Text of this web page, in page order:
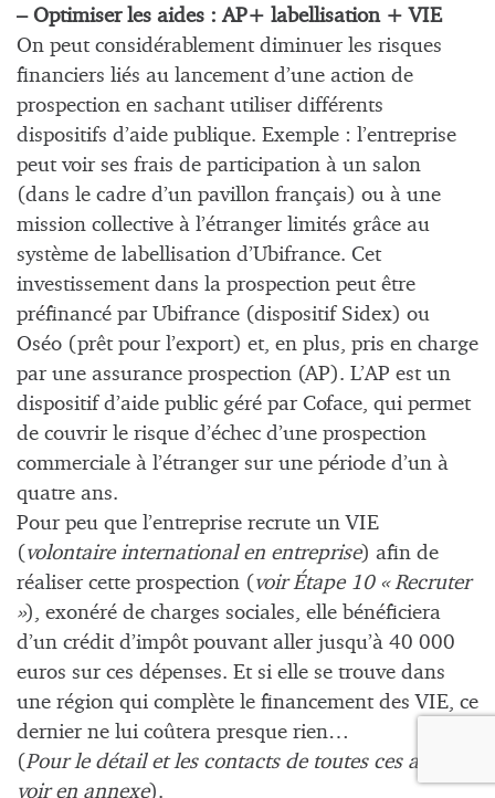
– Optimiser les aides : AP+ labellisation + VIE
On peut considérablement diminuer les risques
financiers liés au lancement d’une action de
prospection en sachant utiliser différents
dispositifs d’aide publique. Exemple : l’entreprise
peut voir ses frais de participation à un salon
(dans le cadre d’un pavillon français) ou à une
mission collective à l’étranger limités grâce au
système de labellisation d’Ubifrance. Cet
investissement dans la prospection peut être
préfinancé par Ubifrance (dispositif Sidex) ou
Oséo (prêt pour l’export) et, en plus, pris en charge
par une assurance prospection (AP). L’AP est un
dispositif d’aide public géré par Coface, qui permet
de couvrir le risque d’échec d’une prospection
commerciale à l’étranger sur une période d’un à
quatre ans.
Pour peu que l’entreprise recrute un VIE
(volontaire international en entreprise) afin de
réaliser cette prospection (voir Étape 10 « Recruter
»), exonéré de charges sociales, elle bénéficiera
d’un crédit d’impôt pouvant aller jusqu’à 40 000
euros sur ces dépenses. Et si elle se trouve dans
une région qui complète le financement des VIE, ce
dernier ne lui coûtera presque rien…
(Pour le détail et les contacts de toutes ces aides,
voir en annexe).